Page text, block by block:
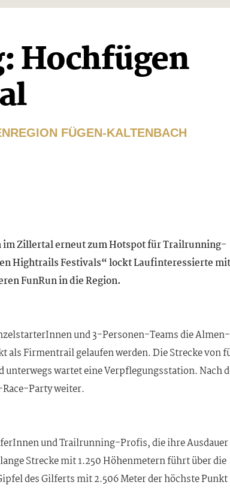
Hochfügen
FÜGEN-KALTENBACH
im Zillertal erneut zum Hotspot für Trailrunning-
Hightrails Festivals“ lockt Laufinteressierte mit
FunRun in die Region.
und 3-Personen-Teams die Almen-
als Firmentrail gelaufen werden. Die Strecke von
wartet eine Verpflegungsstation. Nach
Party weiter.
und Trailrunning-Profis, die ihre Ausdauer
Strecke mit 1.250 Höhenmetern führt über die
des Gilferts mit 2.506 Meter der höchste